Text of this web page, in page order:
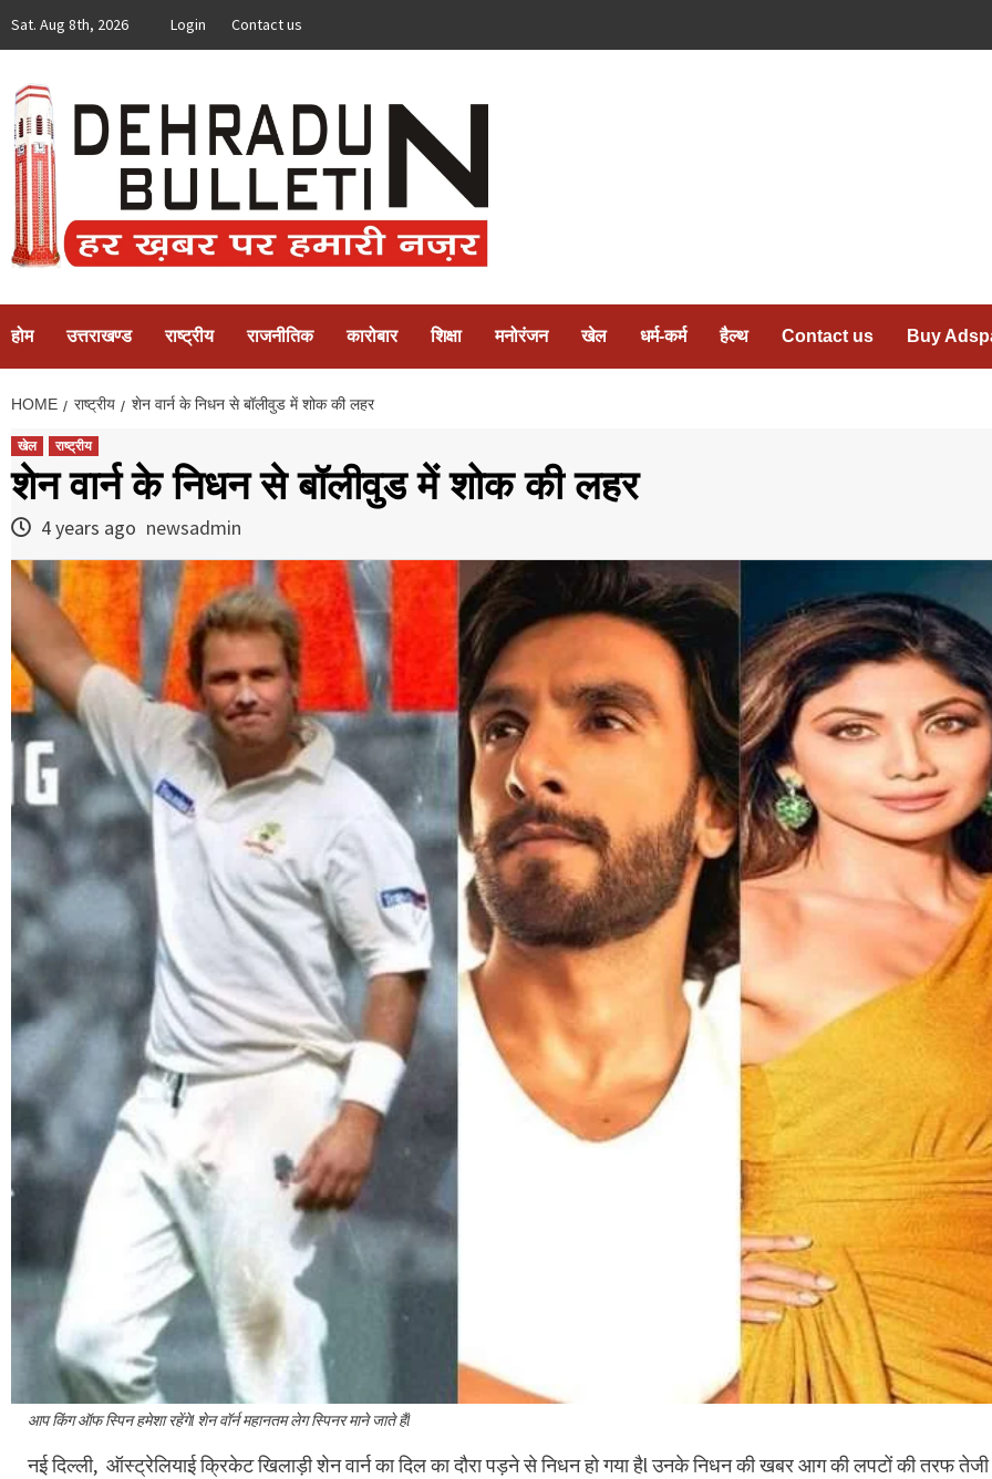
Sat. Aug 8th, 2026 Login Contact us
होम उत्तराखण्ड राष्ट्रीय राजनीतिक कारोबार शिक्षा मनोरंजन खेल धर्म-कर्म हैल्थ Contact us Buy
HOME राष्ट्रीय शेन वार्न के निधन से बॉलीवुड में शोक की लहर
खेल राष्ट्रीय
शेन वार्न के निधन से बॉलीवुड में शोक की लहर
4 years ago newsadmin
आप किंग ऑफ स्पिन हमेशा रहेंगेl शेन वॉर्न महानतम लेग स्पिनर माने जाते हैंl
नई दिल्ली, ऑस्ट्रेलियाई क्रिकेट खिलाड़ी शेन वार्न का दिल का दौरा पड़ने से निधन हो गया हैl उनके निधन की खबर आग की लपटों की तरफ